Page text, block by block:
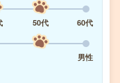
50代
60代
男性